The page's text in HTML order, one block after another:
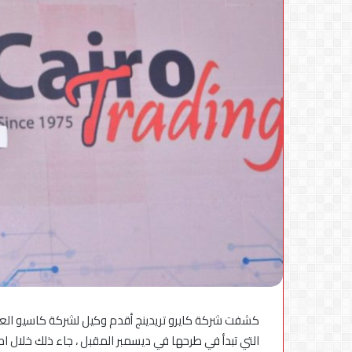
كشفت شركة كايرو تريدينج أقدم وكيل لشركة كاسيو
الجهاز
القومي
لتنظيم
الاتصالات
يعلن
بحل
مؤقت
لحين
6 أغسطس، 2026
الجهاز القومي